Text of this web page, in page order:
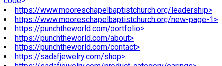
https://www.mooreschapelbaptistchurch.org/leadership>
https://www.mooreschapelbaptistchurch.org/new-page-1>
https://punchtheworld.com/portfolio>
https://punchtheworld.com/about>
https://punchtheworld.com/contact>
https://sadafjewelry.com/shop>